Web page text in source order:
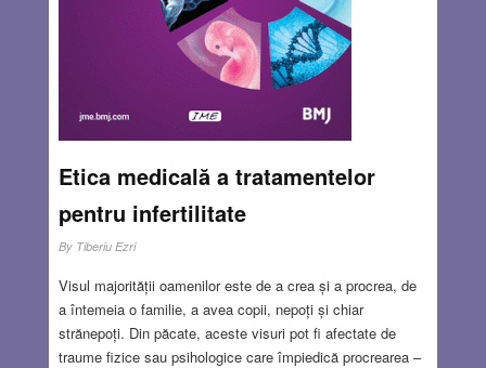
Etica medicală a tratamentelor
pentru infertilitate
By Tiberiu Ezri
Visul majorității oamenilor este de a crea și a procrea, de
a întemeia o familie, a avea copii, nepoți și chiar
strănepoți. Din păcate, aceste visuri pot fi afectate de
traume fizice sau psihologice care împiedică procrearea –